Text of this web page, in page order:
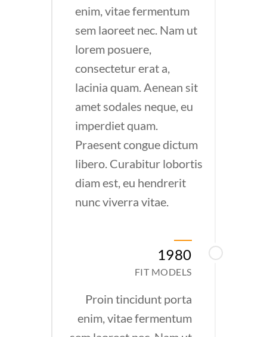
enim, vitae fermentum
sem laoreet nec. Nam ut
lorem posuere,
consectetur erat a,
lacinia quam. Aenean sit
amet sodales neque, eu
imperdiet quam.
Praesent congue dictum
libero. Curabitur lobortis
diam est, eu hendrerit
nunc viverra vitae.
1980
FIT MODELS
Proin tincidunt porta
enim, vitae fermentum